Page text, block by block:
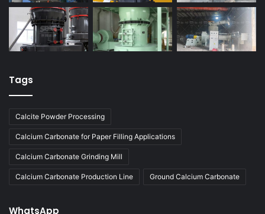
Tags
Calcite Powder Processing
Calcium Carbonate for Paper Filling Applications
Calcium Carbonate Grinding Mill
Calcium Carbonate Production Line Ground Calcium Carbonate
WhatsApp